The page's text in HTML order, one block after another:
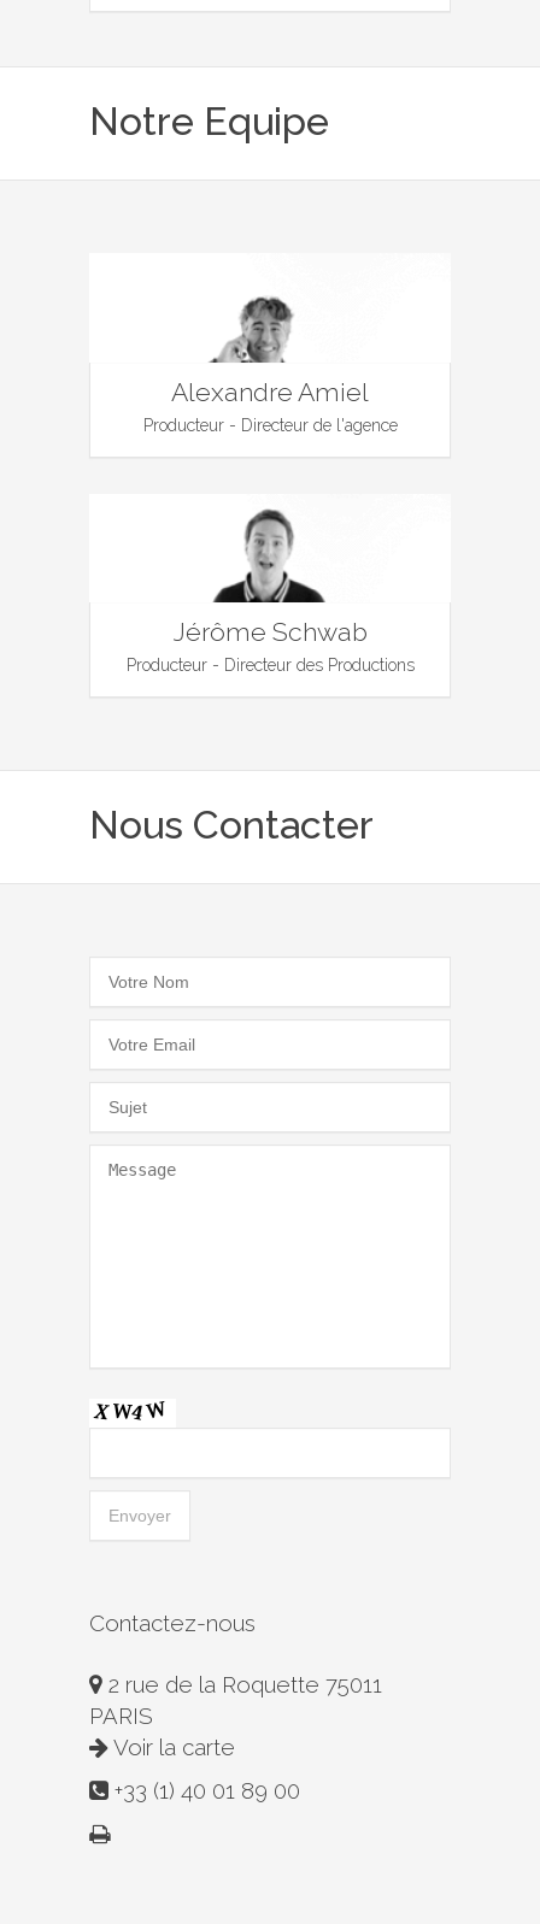
Notre Equipe
Alexandre Amiel
Producteur - Directeur de l'agence
Jérôme Schwab
Producteur - Directeur des Productions
Nous Contacter
Contactez-nous
2 rue de la Roquette 75011
PARIS
Voir la carte
+33 (1) 40 01 89 00